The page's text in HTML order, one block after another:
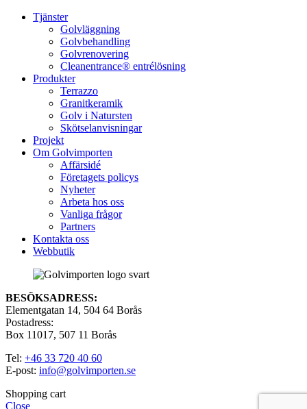
Tjänster
Golvläggning
Golvbehandling
Golvrenovering
Cleanentrance® entrélösning
Produkter
Terrazzo
Granitkeramik
Golv i Natursten
Skötselanvisningar
Projekt
Om Golvimporten
Affärsidé
Företagets policys
Nyheter
Arbeta hos oss
Vanliga frågor
Partners
Kontakta oss
Webbutik
BESÖKSADRESS:
Elementgatan 14, 504 64 Borås
Postadress:
Box 11017, 507 11 Borås
Tel: +46 33 720 40 60
E-post: info@golvimporten.se
Shopping cart
Close